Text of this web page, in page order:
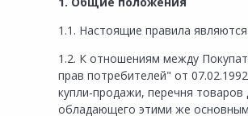
1.1. Настоящие правила
1.2. К отношениям между
прав потребителей" от
купли-продажи, перечня
обладающего этими же